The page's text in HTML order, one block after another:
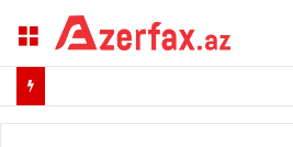
Menu